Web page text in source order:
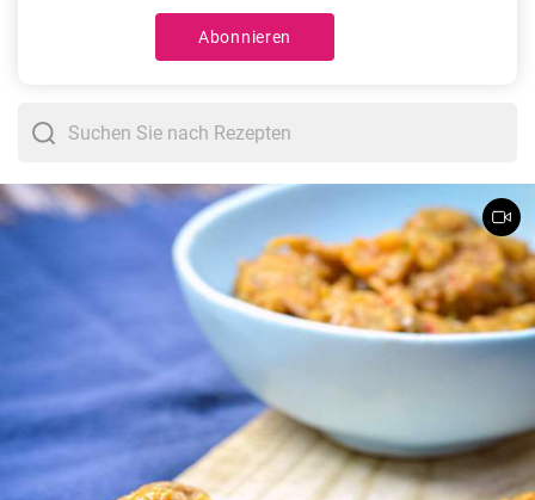
Liebhaber von gutem Essen:
Kilokick mit Quark Rezept zum Abnehmen
Abonnieren